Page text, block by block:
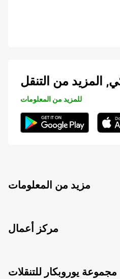
المزيد من التنقل
للمزيد من المعلومات
مزيد من المعلومات
مركز أعمال
مجموعة يوروبكار للتنقلات